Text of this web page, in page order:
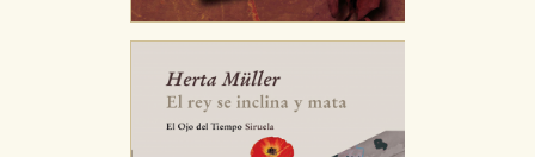
Cookies de rendimiento y analíticas
de navegación y optimizar el funcionamiento de
nuestro sitio web. Almacenan configuraciones de
servicios para que no tenga que reconfigurarlos cada
vez que nos visita. La información es agregada y, por lo